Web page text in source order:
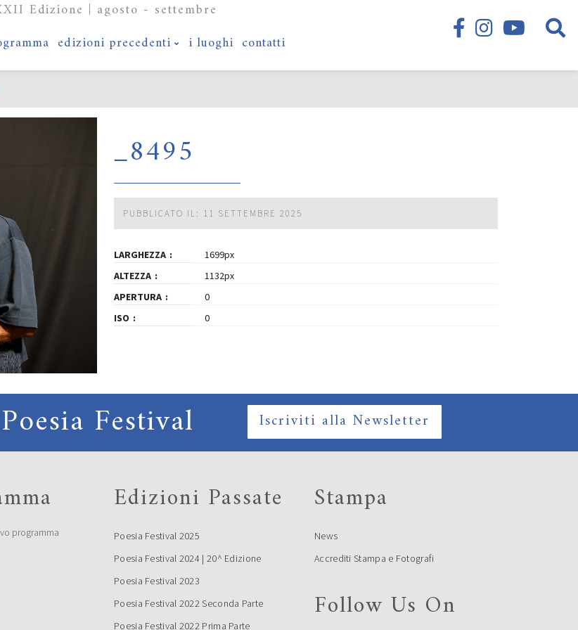
Edizione | agosto - settembre
edizioni precedenti i luoghi contatti
_8495
PUBBLICATO IL: 11 SETTEMBRE 2025
LARGHEZZA
1699px
ALTEZZA
1132px
APERTURA
0
ISO
0
Festival Iscriviti alla Newsletter
programma
Edizioni Passate
Poesia Festival 2025
Poesia Festival 2024 | 20^ Edizione
Poesia Festival 2023
Poesia Festival 2022 Seconda Parte
Poesia Festival 2022 Prima Parte
Stampa
News
Accrediti Stampa e Fotografi
Follow Us On